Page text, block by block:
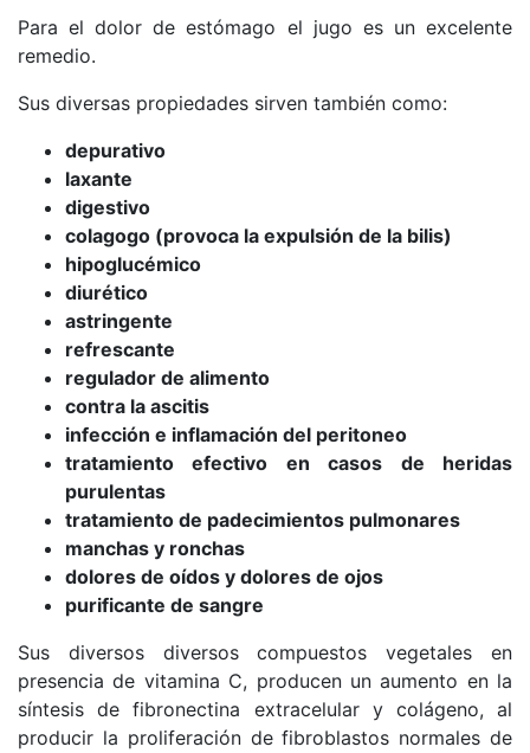
Para el dolor de estómago el jugo es un excelente
remedio.
Sus diversas propiedades sirven también como:
depurativo
laxante
digestivo
colagogo (provoca la expulsión de la bilis)
hipoglucémico
diurético
astringente
refrescante
regulador de alimento
contra la ascitis
infección e inflamación del peritoneo
tratamiento efectivo en casos de heridas
purulentas
tratamiento de padecimientos pulmonares
manchas y ronchas
dolores de oídos y dolores de ojos
purificante de sangre
Sus diversos diversos compuestos vegetales en
presencia de vitamina C, producen unaumento en la
síntesis de fibronectina extracelular y colágeno, al
producir la proliferación de fibroblastos normales de